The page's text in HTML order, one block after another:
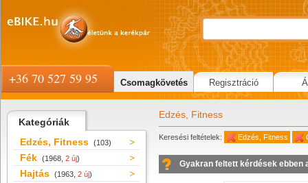
Kategóriák
Edzés, Fitness (103)
Fék (1968, 2 új)
Hajtás (1963, 2 új)
Edzés, Fitness
Keresési feltételek: Edzés, Fitness
Gyakran feltett kérdések ebben
+36 70 527 59 95 Csomagkövetés Regisztráció